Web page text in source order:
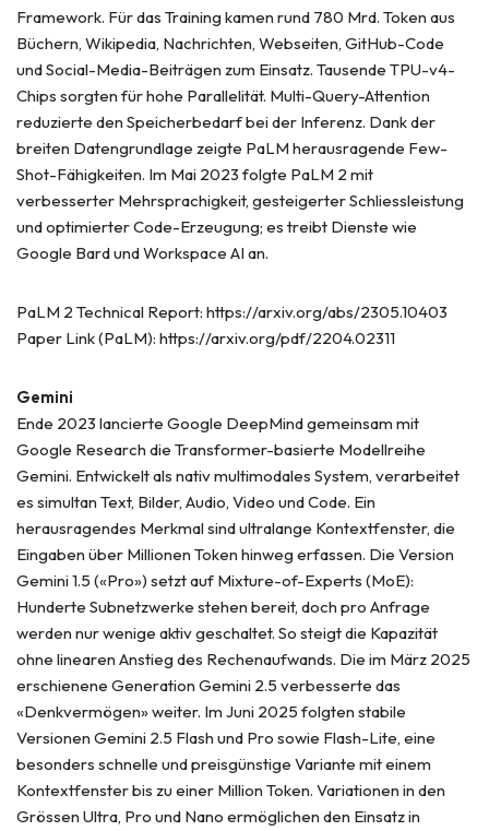
Framework. Für das Training kamen rund 780 Mrd. Token aus
Büchern, Wikipedia, Nachrichten, Webseiten, GitHub-Code
und Social-Media-Beiträgen zum Einsatz. Tausende TPU-v4-
Chips sorgten für hohe Parallelität. Multi-Query-Attention
reduzierte den Speicherbedarf bei der Inferenz. Dank der
breiten Datengrundlage zeigte PaLM herausragende Few-
Shot-Fähigkeiten. Im Mai 2023 folgte PaLM 2 mit
verbesserter Mehrsprachigkeit, gesteigerter Schliessleistung
und optimierter Code-Erzeugung; es treibt Dienste wie
Google Bard und Workspace AI an.
PaLM 2 Technical Report: https://arxiv.org/abs/2305.10403
Paper Link (PaLM): https://arxiv.org/pdf/2204.02311
Gemini
Ende 2023 lancierte Google DeepMind gemeinsam mit
Google Research die Transformer-basierte Modellreihe
Gemini. Entwickelt als nativ multimodales System, verarbeitet
es simultan Text, Bilder, Audio, Video und Code. Ein
herausragendes Merkmal sind ultralange Kontextfenster, die
Eingaben über Millionen Token hinweg erfassen. Die Version
Gemini 1.5 («Pro») setzt auf Mixture-of-Experts (MoE):
Hunderte Subnetzwerke stehen bereit, doch pro Anfrage
werden nur wenige aktiv geschaltet. So steigt die Kapazität
ohne linearen Anstieg des Rechenaufwands. Die im März 2025
erschienene Generation Gemini 2.5 verbesserte das
«Denkvermögen» weiter. Im Juni 2025 folgten stabile
Versionen Gemini 2.5 Flash und Pro sowie Flash-Lite, eine
besonders schnelle und preisgünstige Variante mit einem
Kontextfenster bis zu einer Million Token. Variationen in den
Grössen Ultra, Pro und Nano ermöglichen den Einsatz in